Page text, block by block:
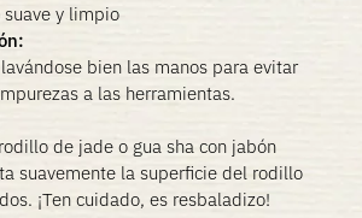
suave y limpio
bien las manos para evitar
a las herramientas.
de jade o gua sha con jabón
suavemente la superficie del rodillo
¡Ten cuidado, es resbaladizo!